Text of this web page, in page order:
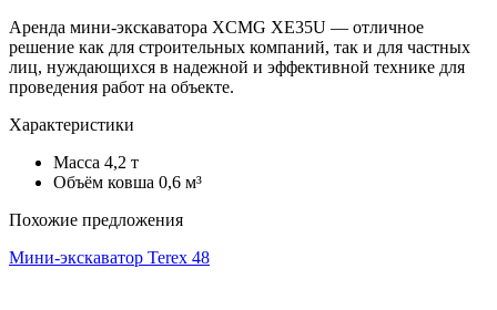
Аренда мини-экскаватора XCMG XE35U — отличное
решение как для строительных компаний, так и для частных
лиц, нуждающихся в надежной и эффективной технике для
проведения работ на объекте.
Характеристики
Масса 4,2 т
Объём ковша 0,6 м³
Похожие предложения
Мини-экскаватор Terex 48